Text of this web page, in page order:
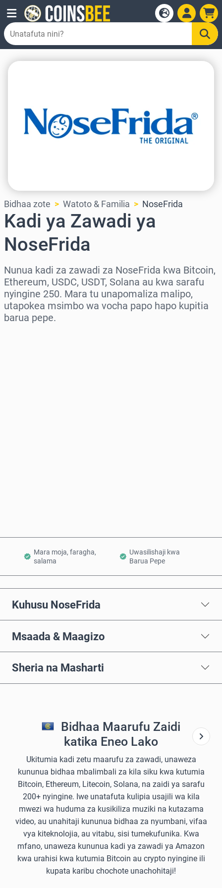
Bidhaa zote Watoto & Familia NoseFrida
Kadi ya Zawadi ya
NoseFrida
Nunua kadi za zawadi za NoseFrida kwa Bitcoin,
Ethereum, USDC, USDT, Solana au kwa sarafu
nyingine 250. Mara tu unapomaliza malipo,
utapokea msimbo wa vocha papo hapo kupitia
barua pepe.
Mara moja, faragha,
salama
Uwasilishaji kwa
Barua Pepe
Kuhusu NoseFrida
Msaada & Maagizo
Sheria na Masharti
Bidhaa Maarufu Zaidi
katika Eneo Lako
Ukitumia kadi zetu maarufu za zawadi, unaweza
kununua bidhaa mbalimbali za kila siku kwa kutumia
Bitcoin, Ethereum, Litecoin, Solana, na zaidi ya sarafu
200+ nyingine. Iwe unatafuta kulipia usajili wa kila
mwezi wa huduma za kusikiliza muziki na kutazama
video, au unahitaji kununua bidhaa za nyumbani, vifaa
vya kiteknolojia, au vitabu, sisi tumekufunika. Kwa
mfano, unaweza kununua kadi ya zawadi ya Amazon
kwa urahisi kwa kutumia Bitcoin au crypto nyingine ili
kupata karibu chochote unachohitaji!